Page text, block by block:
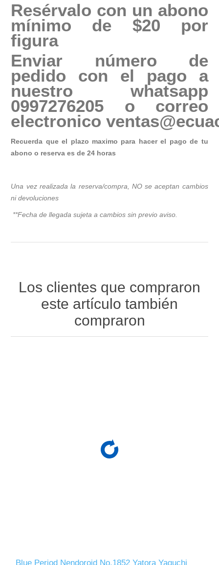
Resérvalo con un abono
mínimo de $20 por
figura
Enviar número de
pedido con el pago a
nuestro whatsapp
0997276205 o correo
electronico
Recuerda que el plazo maximo para hacer el pago de tu
abono o reserva es de 24 horas
Una vez realizada la reserva/compra, NO se aceptan cambios
ni devoluciones
**Fecha de llegada sujeta a cambios sin previo aviso.
Los clientes que compraron
este artículo también
compraron
Blue Period Nendoroid No.1852 Yatora Yaguchi